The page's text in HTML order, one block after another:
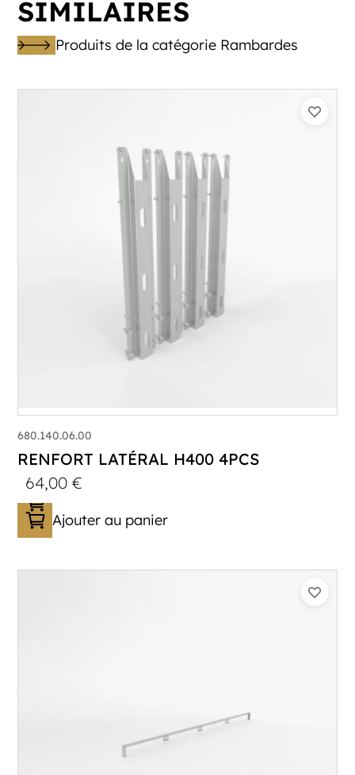
SIMILAIRES
Produits de la catégorie Rambardes
680.140.06.00
RENFORT LATÉRAL H400 4PCS
64,00€
Ajouter au panier